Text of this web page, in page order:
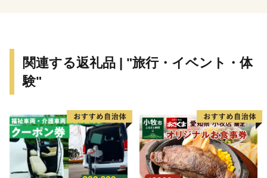
施設も年々充実しています。
力ある食文化などにより、近年、観光地としての人気も
高まっています。
関連する返礼品 | "旅行・イベント・体
験"